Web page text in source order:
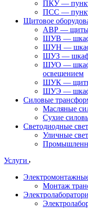
ПКУ —
ПСС —
Щитовое
АВР — щиты
ШУВ —
ШУН —
ШУЗ —
ШУО —
освещением
ШУК — щиты
ШУЭ —
Силовые
Масляные
Сухие
Светодиодные
Уличные
Услуги
Монтаж